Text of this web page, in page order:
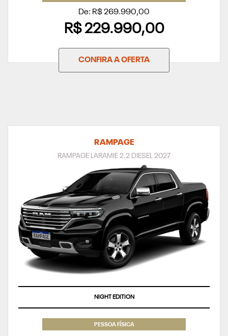
De: R$ 269.990,00
R$ 229.990,00
CONFIRA A OFERTA
RAMPAGE
RAMPAGE LARAMIE 2.2 DIESEL 2027
APROVEITE
PESSOA FÍSICA